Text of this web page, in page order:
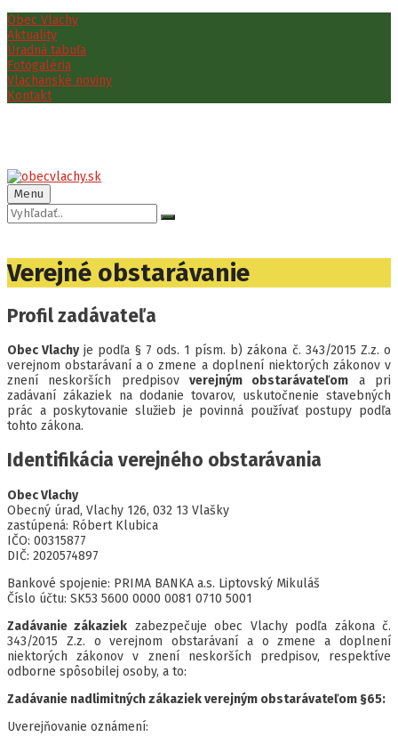
Preskočiť
na
obsah
Preskočiť
na
ľavý
panel
Preskočiť
na
pravý
panel
Preskočiť
na
pätičku
Obec Vlachy
Aktuality
Úradná tabuľa
Fotogaléria
Vlachanské noviny
Kontakt
Menu
Vyhľadávanie:
Verejné obstarávanie
Profil zadávateľa
Obec Vlachyje podľa § 7 ods. 1 písm. b) zákona č. 343/2015 Z.z. o
verejnom obstarávaní a o zmene a doplnení niektorých zákonov v
znení neskorších predpisov verejným obstarávateľom a pri
zadávaní zákaziek na dodanie tovarov, uskutočnenie stavebných
prác a poskytovanie služieb je povinná používať postupy podľa
tohto zákona.
Identifikácia verejného obstarávania
Obec Vlachy
Obecný úrad, Vlachy 126, 032 13 Vlašky
zastúpená: Róbert Klubica
IČO: 00315877
DIČ: 2020574897
Bankové spojenie: PRIMA BANKA a.s. Liptovský Mikuláš
Číslo účtu: SK53 5600 0000 0081 0710 5001
Zadávanie zákaziek zabezpečuje obec Vlachy podľa zákona č.
343/2015 Z.z. o verejnom obstarávaní a o zmene a doplnení
niektorých zákonov v znení neskorších predpisov, respektíve
odborne spôsobilej osoby, a to:
Zadávanie nadlimitných zákaziek verejným obstarávateľom §65:
Uverejňovanie oznámení: